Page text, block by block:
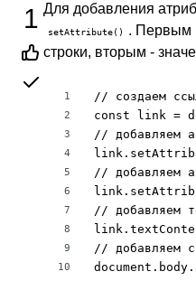
1 Для добавления
setAttribute()
. Первым
строки, вторым -
1
2
3
4
5
6
7
8
9
10
// создаем
const link =
// добавляем
// добавляем
// добавляем
// добавляем